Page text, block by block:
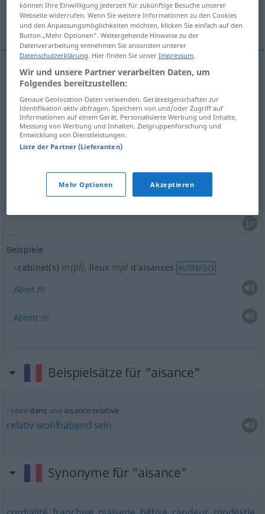
Weitere Beispiele...
Gewandtheit f aisance(≈ facilité)
Leichtigkeitf aisance
Wohlstandm aisance(≈ richesse)
Wohlhabenheitf aisance
Beispiele
cabinet(s) m(pl), lieux mpl d’aisances AUTREFOIS
Abort m
Abtrittm
Beispielsätze für "aisance"
vivredans une aisance relative
relativwohlhabend sein
Synonyme für "aisance"
können Ihre Einwilligung jederzeit für zukünftige Besuche unserer
Webseite widerrufen. Wenn Sie weitere Informationen zu den Cookies
und den Anpassungsmöglichkeiten möchten, klicken Sie einfach auf den
Button „Mehr Optionen“. Weitergehende Hinweise zu der
Datenverarbeitung entnehmen Sie ansonsten unserer
Datenschutzerklärung. Hier finden Sie unserImpressum.
Wir und unsere Partner verarbeiten Daten, um
Folgendes bereitzustellen:
Genaue Geolocation-Daten verwenden. Geräteeigenschaften zur
Identifikation aktiv abfragen. Speichern von und/oder Zugriff auf
Informationen auf einem Gerät. Personalisierte Werbung und Inhalte,
Messung von Werbung und Inhalten, Zielgruppenforschung und
Entwicklung von Dienstleistungen.
Liste der Partner (Lieferanten)
Mehr Optionen Akzeptieren